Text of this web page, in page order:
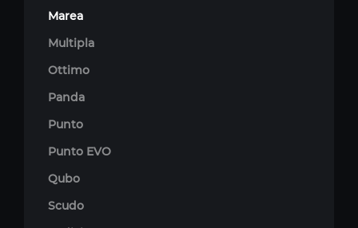
Marea
Multipla
Ottimo
Panda
Punto
Punto EVO
Qubo
Scudo